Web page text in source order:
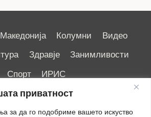
приватност
за да го подобриме вашето искуство
Македонија Колумни
Видео
Здравје
Занимливости
Спорт
ИРИС